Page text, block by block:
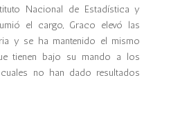
Nacional de Estadística y
el cargo, Graco elevó las
y se ha mantenido el mismo
tienen bajo su mando a los
no han dado resultados